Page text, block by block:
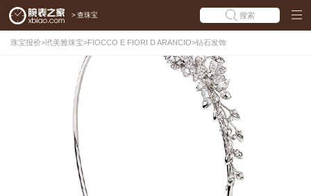
> 查珠宝 搜索
珠宝报价>玳美雅珠宝>FIOCCO E FIORI D ARANCIO>钻石发饰